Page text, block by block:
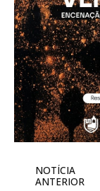
NOTÍCIA
ANTERIOR